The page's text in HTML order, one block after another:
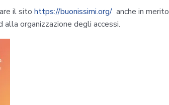
il sito https://buonissimi.org/anche in merito
organizzazione degli accessi.